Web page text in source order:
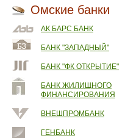
Омские банки
АК БАРС БАНК
БАНК "ЗАПАДНЫЙ"
БАНК "ФК ОТКРЫТИЕ"
БАНК ЖИЛИЩНОГО
ФИНАНСИРОВАНИЯ
ВНЕШПРОМБАНК
ГЕНБАНК